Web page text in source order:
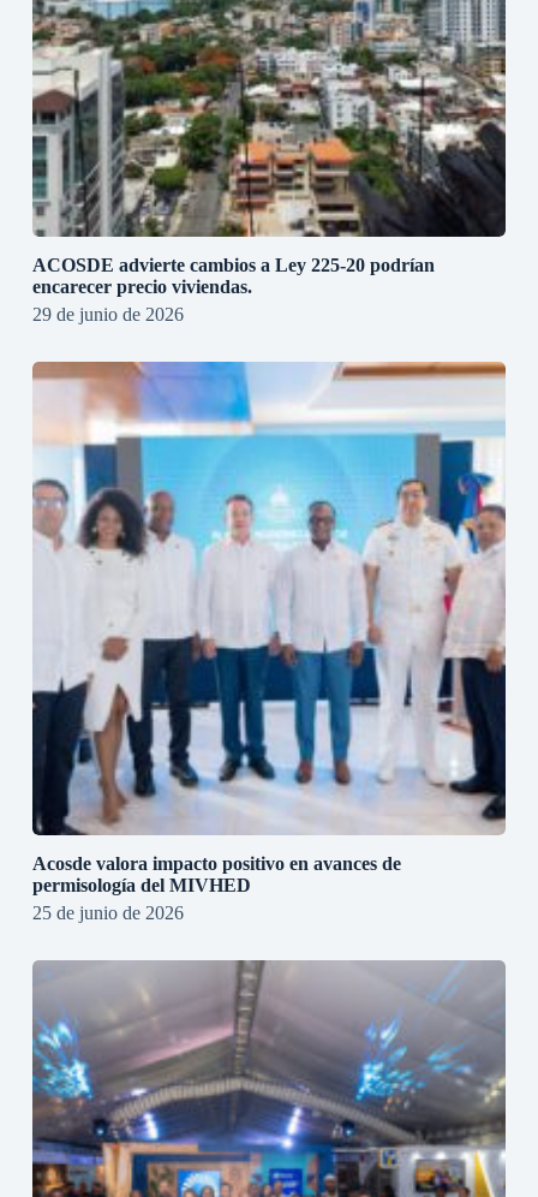
ACOSDE advierte cambios a Ley 225-20 podrían
encarecer precio viviendas.
29 de junio de 2026
Acosde valora impacto positivo en avances de
permisología del MIVHED
25 de junio de 2026